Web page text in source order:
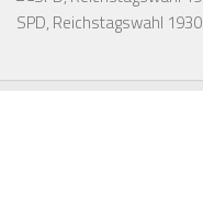
SPD, Reichstagswahl 1930